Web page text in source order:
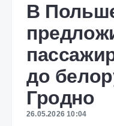
В
до
Гродно
26.05.2026 10:04